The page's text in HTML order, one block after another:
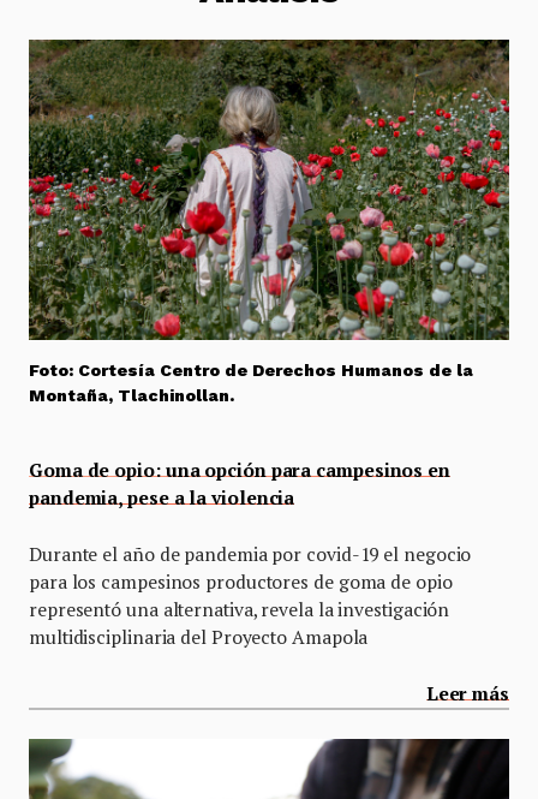
Foto: Cortesía Centro de Derechos Humanos de la
Montaña, Tlachinollan.
Goma de opio: una opción para campesinos en
pandemia, pese a la violencia
Durante el año de pandemia por covid-19 el negocio
para los campesinos productores de goma de opio
representó una alternativa, revela la investigación
multidisciplinaria del Proyecto Amapola
Leer más